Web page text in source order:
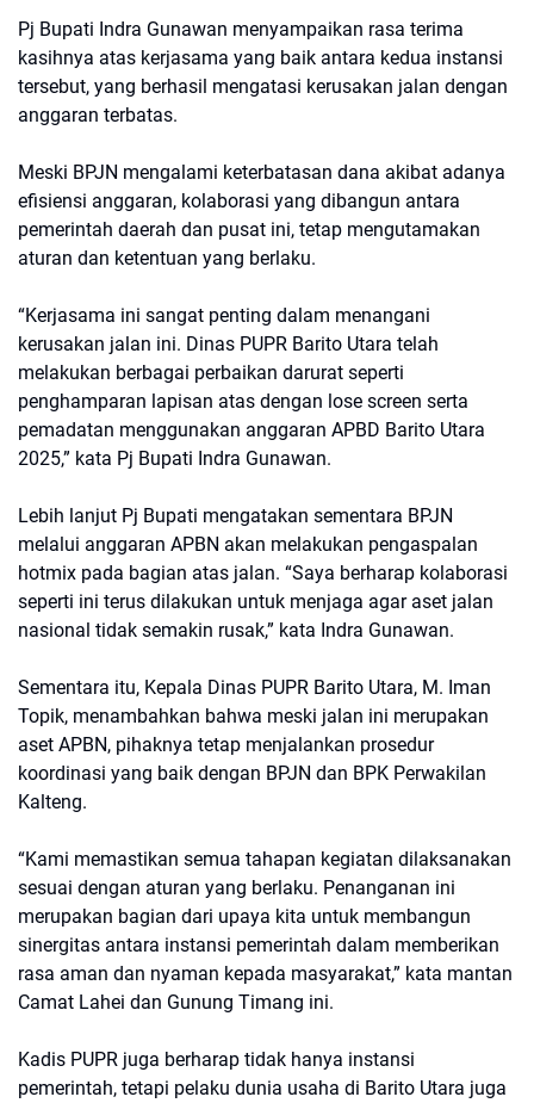
Pj Bupati Indra Gunawan menyampaikan rasa terima
kasihnya atas kerjasama yang baik antara kedua instansi
tersebut, yang berhasil mengatasi kerusakan jalan dengan
anggaran terbatas.
Meski BPJN mengalami keterbatasan dana akibat adanya
efisiensi anggaran, kolaborasi yang dibangun antara
pemerintah daerah dan pusat ini, tetap mengutamakan
aturan dan ketentuan yang berlaku.
“Kerjasama ini sangat penting dalam menangani
kerusakan jalan ini. Dinas PUPR Barito Utara telah
melakukan berbagai perbaikan darurat seperti
penghamparan lapisan atas dengan lose screen serta
pemadatan menggunakan anggaran APBD Barito Utara
2025,” kata Pj Bupati Indra Gunawan.
Lebih lanjut Pj Bupati mengatakan sementara BPJN
melalui anggaran APBN akan melakukan pengaspalan
hotmix pada bagian atas jalan. “Saya berharap kolaborasi
seperti ini terus dilakukan untuk menjaga agar aset jalan
nasional tidak semakin rusak,” kata Indra Gunawan.
Sementara itu, Kepala Dinas PUPR Barito Utara, M. Iman
Topik, menambahkan bahwa meski jalan ini merupakan
aset APBN, pihaknya tetap menjalankan prosedur
koordinasi yang baik dengan BPJN dan BPK Perwakilan
Kalteng.
“Kami memastikan semua tahapan kegiatan dilaksanakan
sesuai dengan aturan yang berlaku. Penanganan ini
merupakan bagian dari upaya kita untuk membangun
sinergitas antara instansi pemerintah dalam memberikan
rasa aman dan nyaman kepada masyarakat,” kata mantan
Camat Lahei dan Gunung Timang ini.
Kadis PUPR juga berharap tidak hanya instansi
pemerintah, tetapi pelaku dunia usaha di Barito Utara juga